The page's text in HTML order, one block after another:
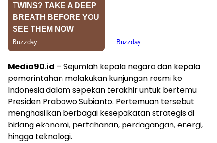
Media90.id – Sejumlah kepala negara dan kepala
pemerintahan melakukan kunjungan resmi ke
Indonesia dalam sepekan terakhir untuk bertemu
Presiden Prabowo Subianto. Pertemuan tersebut
menghasilkan berbagai kesepakatan strategis di
bidang ekonomi, pertahanan, perdagangan, energi,
hingga teknologi.